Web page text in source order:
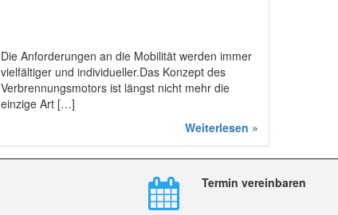
Die Anforderungen an die Mobilität werden immer
vielfältiger und individueller.Das Konzept des
Verbrennungsmotors ist längst nicht mehr die
einzige Art […]
Weiterlesen »
Termin vereinbaren